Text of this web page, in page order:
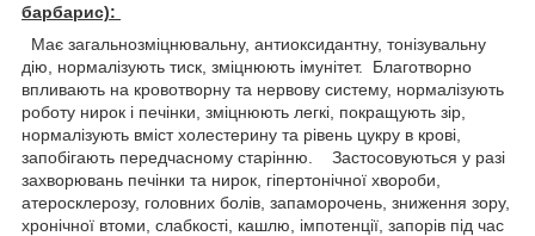
барбарис):
Має загальнозміцнювальну, антиоксидантну, тонізувальну
дію, нормалізують тиск, зміцнюють імунітет. Благотворно
впливають на кровотворну та нервову систему, нормалізують
роботу нирок і печінки, зміцнюють легкі, покращують зір,
нормалізують вміст холестерину та рівень цукру в крові,
запобігають передчасному старінню. Застосовуються у разі
захворювань печінки та нирок, гіпертонічної хвороби,
атеросклерозу, головних болів, запаморочень, зниження зору,
хронічної втоми, слабкості, кашлю, імпотенції, запорів під час